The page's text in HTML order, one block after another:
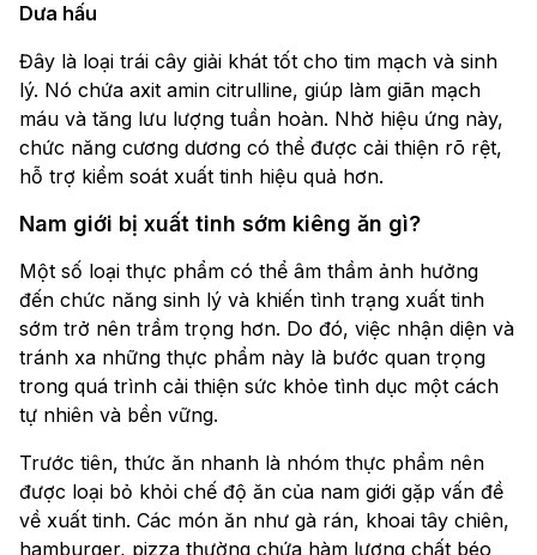
Dưa hấu
Đây là loại trái cây giải khát tốt cho tim mạch và sinh
lý. Nó chứa axit amin citrulline, giúp làm giãn mạch
máu và tăng lưu lượng tuần hoàn. Nhờ hiệu ứng này,
chức năng cương dương có thể được cải thiện rõ rệt,
hỗ trợ kiểm soát xuất tinh hiệu quả hơn.
Nam giới bị xuất tinh sớm kiêng ăn gì?
Một số loại thực phẩm có thể âm thầm ảnh hưởng
đến chức năng sinh lý và khiến tình trạng xuất tinh
sớm trở nên trầm trọng hơn. Do đó, việc nhận diện và
tránh xa những thực phẩm này là bước quan trọng
trong quá trình cải thiện sức khỏe tình dục một cách
tự nhiên và bền vững.
Trước tiên, thức ăn nhanh là nhóm thực phẩm nên
được loại bỏ khỏi chế độ ăn của nam giới gặp vấn đề
về xuất tinh. Các món ăn như gà rán, khoai tây chiên,
hamburger, pizza thường chứa hàm lượng chất béo